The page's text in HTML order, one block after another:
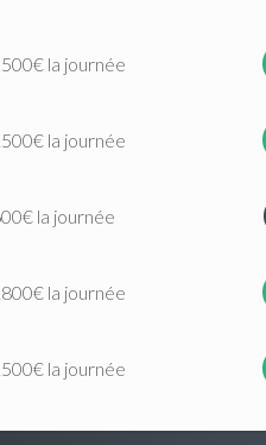
la journée
la journée
la journée
la journée
la journée